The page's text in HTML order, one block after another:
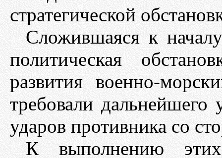
стратегической
Сложившаяся к
политическая
развития военно-
требовали
ударов противника со
К выполнению